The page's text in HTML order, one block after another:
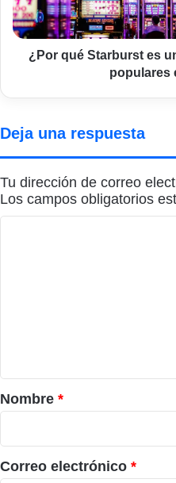
tragaperras
más
populares
¿Por qué Starburst es
populares
Deja una respuesta
Tu dirección de correo
Los campos obligatorios
r
i
o
*
Nombre *
Correo electrónico *